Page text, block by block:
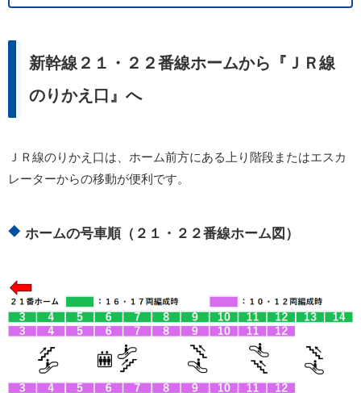
新幹線２１・２２番線ホームから『ＪＲ線
のりかえ口』へ
ＪＲ線のりかえ口は、ホーム前方にある上り階段またはエスカ
レーターからの移動が便利です。
ホームの号車順（２１・２２番線ホーム図）